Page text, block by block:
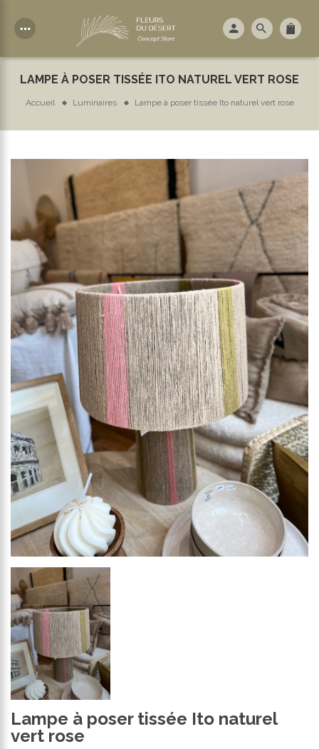
more_horiz
LAMPE À POSER TISSÉE ITO NATUREL VERT ROSE
Accueil Luminaires Lampe à poser tissée Ito naturel vert rose
Lampe à poser tissée Ito naturel
vert rose